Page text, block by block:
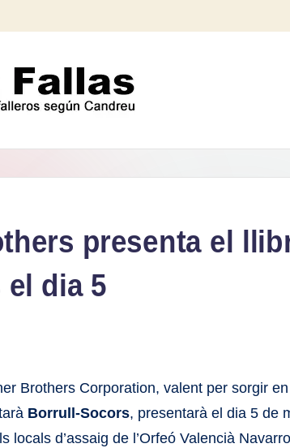
presenta el
dia 5
Brothers Corporation, valent per sorgir
Borrull-Socors, presentarà el dia 5 de
locals d’assaig de l’Orfeó Valencià